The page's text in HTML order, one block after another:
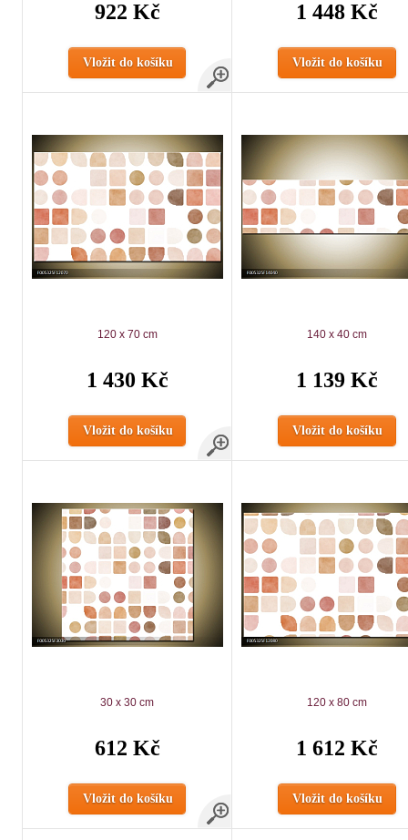
922 Kč
Vložit do košíku
1 448 Kč
Vložit do košíku
120 x 70 cm
1 430 Kč
Vložit do košíku
140 x 40 cm
1 139 Kč
Vložit do košíku
30 x 30 cm
612 Kč
Vložit do košíku
120 x 80 cm
1 612 Kč
Vložit do košíku